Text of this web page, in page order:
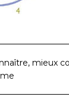
mieux